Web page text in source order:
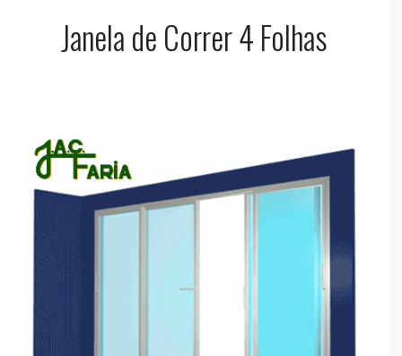
Janela de Correr 4 Folhas